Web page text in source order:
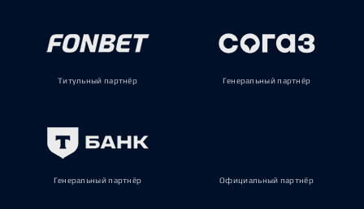
Титульный партнёр Генеральный партнёр
Генеральный партнёр Официальный партнёр